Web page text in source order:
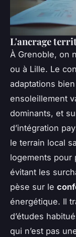
L'ancrage
À Grenoble, on
ou à Lille. Le
adaptations
ensoleillement
dominants, et
d’intégration
le terrain local
logements pour
évitant les
pèse sur le
énergétique. Il
d’études
qui n’est pas